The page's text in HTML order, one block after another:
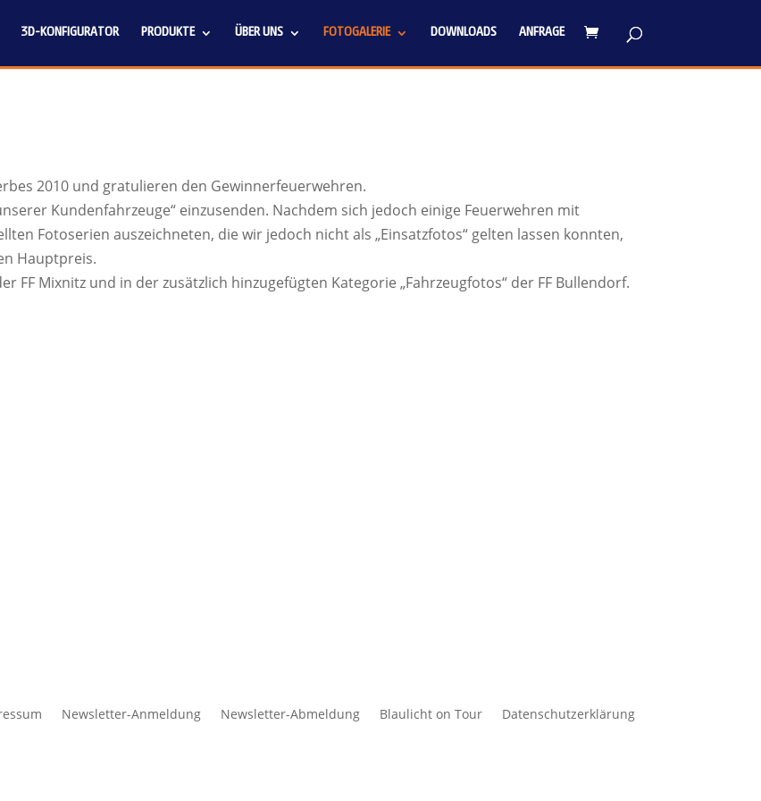
3D-KONFIGURATOR PRODUKTE ÜBER UNS FOTOGALERIE DOWNLOADS ANFRAGE
2010 und gratulieren den Gewinnerfeuerwehren.
Kundenfahrzeuge“ einzusenden. Nachdem sich jedoch einige Feuerwehren mit
Fotoserien auszeichneten, die wir jedoch nicht als „Einsatzfotos“ gelten lassen konnten,
Hauptpreis.
FF Mixnitz und in der zusätzlich hinzugefügten Kategorie „Fahrzeugfotos“ der FF Bullendorf.
Newsletter-Anmeldung Newsletter-Abmeldung Blaulicht on Tour Datenschutzerklärung